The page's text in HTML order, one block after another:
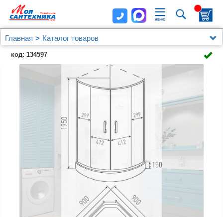
Главная
Каталог товаров
Душевые уголки, ограждения, поддоны
Душевые уголки 90x90 см
Душевой уголок Erlit Comfort ER0509-C4 90x90 с
поддоном, тонированное стекло
код: 134597